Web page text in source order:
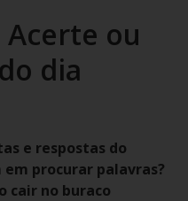
Acerte ou
dia
e respostas do
em procurar palavras?
cair no buraco